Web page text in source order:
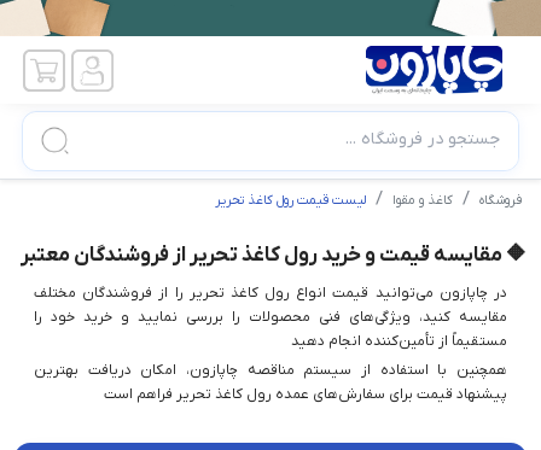
جستجو در فروشگاه ...
فروشگاه کاغذ و مقوا لیست قیمت رول کاغذ تحریر
🔶 مقایسه قیمت و خرید رول کاغذ تحریر از فروشندگان معتبر
در چاپازون می‌توانید قیمت انواع رول کاغذ تحریر را از فروشندگان مختلف
مقایسه کنید، ویژگی‌های فنی محصولات را بررسی نمایید و خرید خود را
مستقیماً از تأمین‌کننده انجام دهید
همچنین با استفاده از سیستم مناقصه چاپازون، امکان دریافت بهترین
پیشنهاد قیمت برای سفارش‌های عمده رول کاغذ تحریر فراهم است